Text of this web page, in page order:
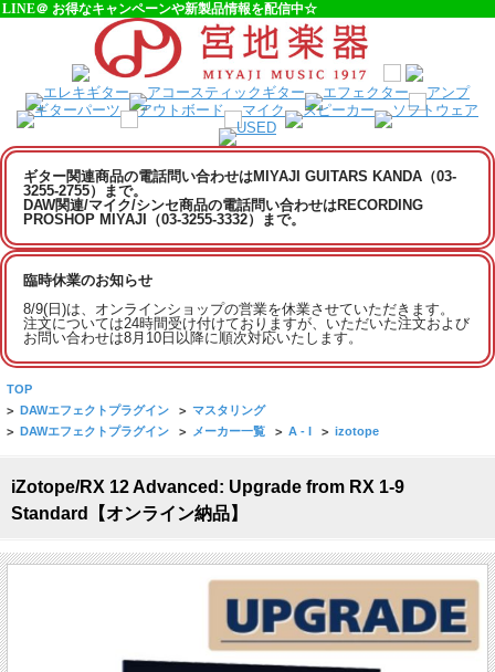
LINE＠ お得なキャンペーンや新製品情報を配信中☆
ギター関連商品の電話問い合わせはMIYAJI GUITARS KANDA（03-
3255-2755）まで。
DAW関連/マイク/シンセ商品の電話問い合わせはRECORDING
PROSHOP MIYAJI（03-3255-3332）まで。
臨時休業のお知らせ
8/9(日)は、オンラインショップの営業を休業させていただきます。
注文については24時間受け付けておりますが、いただいた注文および
お問い合わせは8月10日以降に順次対応いたします。
TOP
> DAWエフェクトプラグイン > マスタリング
> DAWエフェクトプラグイン > メーカー一覧 > A - I > izotope
iZotope/RX 12 Advanced: Upgrade from RX 1-9
Standard【オンライン納品】